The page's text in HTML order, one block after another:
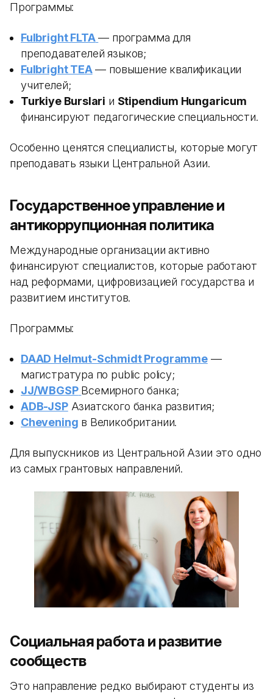
Программы:
Fulbright FLTA — программа для
преподавателей языков;
Fulbright TEA— повышение квалификации
учителей;
Turkiye Burslari и Stipendium Hungaricum
финансируют педагогические специальности.
Особенно ценятся специалисты, которые могут
преподавать языки Центральной Азии.
Государственное управление и
антикоррупционная политика
Международные организации активно
финансируют специалистов, которые работают
над реформами, цифровизацией государства и
развитием институтов.
Программы:
DAAD Helmut-Schmidt Programme—
магистратура по public policy;
JJ/WBGSP Всемирного банка;
ADB-JSPАзиатского банка развития;
Chevening в Великобритании.
Для выпускников из Центральной Азии это одно
из самых грантовых направлений.
Социальная работа и развитие
сообществ
Это направление редко выбирают студенты из